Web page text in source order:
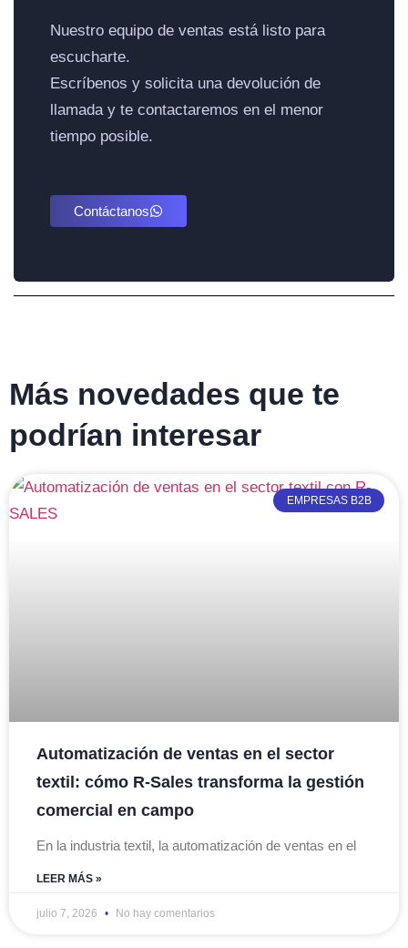
Nuestro equipo de ventas está listo para
escucharte.
Escríbenos y solicita una devolución de
llamada y te contactaremos en el menor
tiempo posible.
Contáctanos
Más novedades que te
podrían interesar
EMPRESAS B2B
Automatización de ventas en el sector
textil: cómo R-Sales transforma la gestión
comercial en campo
En la industria textil, la automatización de ventas en el
LEER MÁS »
julio 7, 2026 No hay comentarios